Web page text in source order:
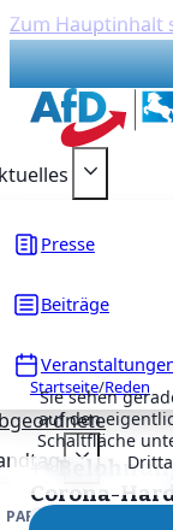
Zum Hauptinhalt
Presse
Beiträge
PARLAMENTARISCHE
Startseite/Reden
Sie sehen
auf den
Schaltfläche
++
Corona-